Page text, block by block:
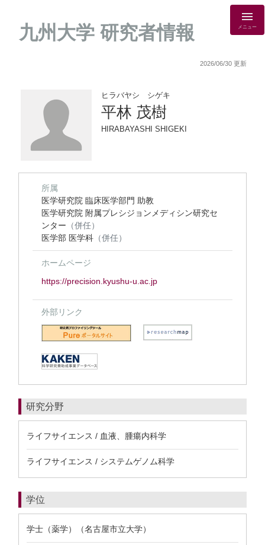
九州大学 研究者情報 メニュー
2026/06/30 更新
ヒラバヤシ シゲキ
平林 茂樹
HIRABAYASHI SHIGEKI
所属
医学研究院 臨床医学部門 助教
医学研究院 附属プレシジョンメディシン研究セ
ンター （併任）
医学部 医学科 （併任）
ホームページ
https://precision.kyushu-u.ac.jp
外部リンク
研究分野
ライフサイエンス / 血液、腫瘍内科学
ライフサイエンス / システムゲノム科学
学位
学士（薬学）（名古屋市立大学）